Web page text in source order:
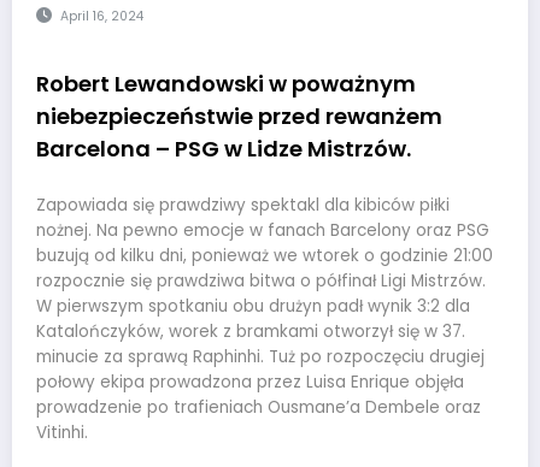
April 16, 2024
Robert Lewandowski w poważnym
niebezpieczeństwie przed rewanżem
Barcelona – PSG w Lidze Mistrzów.
Zapowiada się prawdziwy spektakl dla kibiców piłki
nożnej. Na pewno emocje w fanach Barcelony oraz PSG
buzują od kilku dni, ponieważ we wtorek o godzinie 21:00
rozpocznie się prawdziwa bitwa o półfinał Ligi Mistrzów.
W pierwszym spotkaniu obu drużyn padł wynik 3:2 dla
Katalończyków, worek z bramkami otworzył się w 37.
minucie za sprawą Raphinhi. Tuż po rozpoczęciu drugiej
połowy ekipa prowadzona przez Luisa Enrique objęła
prowadzenie po trafieniach Ousmane’a Dembele oraz
Vitinhi.